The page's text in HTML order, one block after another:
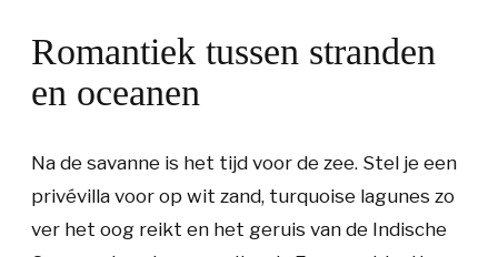
Romantiek tussen stranden
en oceanen
Na de savanne is het tijd voor de zee. Stel je een
privévilla voor op wit zand, turquoise lagunes zo
ver het oog reikt en het geruis van de Indische